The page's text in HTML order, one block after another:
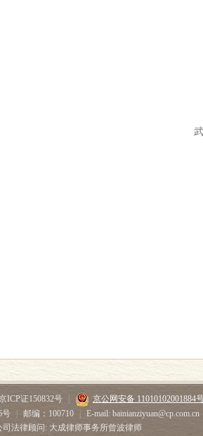
ICP证150832号
京公网安备 11010102001884
号
邮编：100710
E-mail: bainianziyuan@cp.com.cn
司法律顾问: 大成律师事务所曾波律师